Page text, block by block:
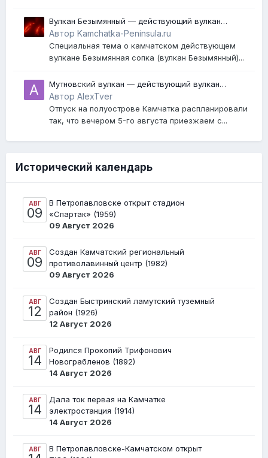
Вулкан Безымянный — действующий вулкан
Камчатки
Автор Kamchatka-Peninsula.ru
Специальная тема о камчатском действующем
вулкане Безымянная сопка (вулкан Безымянный)...
Мутновский вулкан — действующий вулкан
Камчатки
Автор AlexTver
Отпуск на полуострове Камчатка распланировали
так, что вечером 5-го августа приезжаем с...
Исторический календарь
АВГ
09
В Петропавловске открыт стадион
«Спартак» (1959)
09 Август 2026
АВГ
09
Создан Камчатский региональный
противолавинный центр (1982)
09 Август 2026
АВГ
12
Создан Быстринский ламутский туземный
район (1926)
12 Август 2026
АВГ
14
Родился Прокопий Трифонович
Новограбленов (1892)
14 Август 2026
АВГ
14
Дала ток первая на Камчатке
электростанция (1914)
14 Август 2026
АВГ
В Петропавловске-Камчатском открыт